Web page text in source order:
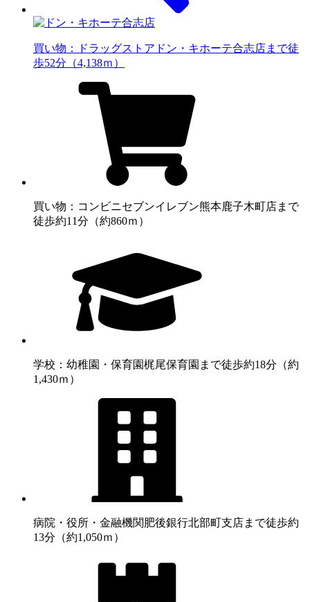
買い物：ドラッグストア ドン・キホーテ合志店まで徒
歩52分（4,138ｍ）
買い物：コンビニセブンイレブン熊本鹿子木町店まで
徒歩約11分（約860ｍ）
学校：幼稚園・保育園梶尾保育園まで徒歩約18分（約
1,430ｍ）
病院・役所・金融機関肥後銀行北部町支店まで徒歩約
13分（約1,050ｍ）